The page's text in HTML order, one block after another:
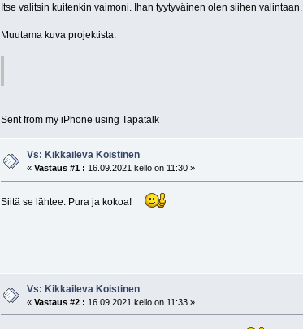
Itse valitsin kuitenkin vaimoni. Ihan tyytyväinen olen siihen valintaan.
Muutama kuva projektista.
Sent from my iPhone using Tapatalk
Vs: Kikkaileva Koistinen
«Vastaus #1 : 16.09.2021 kello on 11:30 »
Siitä se lähtee: Pura ja kokoa!
Vs: Kikkaileva Koistinen
«Vastaus #2 : 16.09.2021 kello on 11:33 »